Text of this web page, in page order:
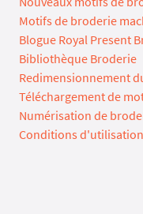
Motifs de broderie
Blogue Royal Present
Bibliothèque Broderie
Redimensionnement
Téléchargement de
Numérisation de
Conditions